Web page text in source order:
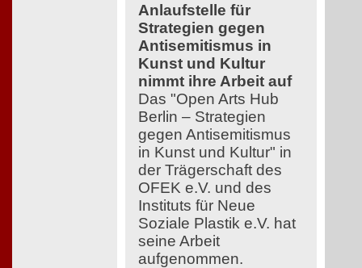
Anlaufstelle für
Strategien gegen
Antisemitismus in
Kunst und Kultur
nimmt ihre Arbeit auf
Das "Open Arts Hub
Berlin – Strategien
gegen Antisemitismus
in Kunst und Kultur" in
der Trägerschaft des
OFEK e.V. und des
Instituts für Neue
Soziale Plastik e.V. hat
seine Arbeit
aufgenommen.